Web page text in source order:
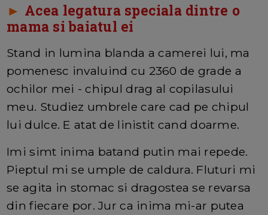
► Acea legatura speciala dintre o
mama si baiatul ei
Stand in lumina blanda a camerei lui, ma
pomenesc invaluind cu 2360 de grade a
ochilor mei - chipul drag al copilasului
meu. Studiez umbrele care cad pe chipul
lui dulce. E atat de linistit cand doarme.
Imi simt inima batand putin mai repede.
Pieptul mi se umple de caldura. Fluturi mi
se agita in stomac si dragostea se revarsa
din fiecare por. Jur ca inima mi-ar putea